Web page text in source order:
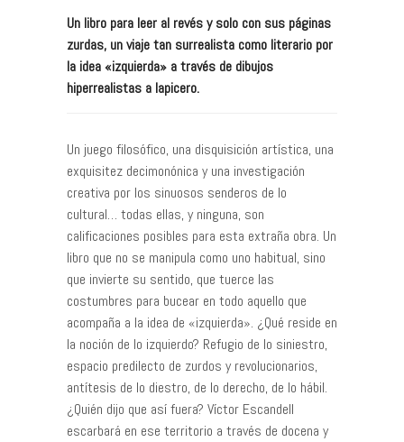
Un libro para leer al revés y solo con sus páginas
zurdas, un viaje tan surrealista como literario por
la idea «izquierda» a través de dibujos
hiperrealistas a lapicero.
Un juego filosófico, una disquisición artística, una
exquisitez decimonónica y una investigación
creativa por los sinuosos senderos de lo
cultural… todas ellas, y ninguna, son
calificaciones posibles para esta extraña obra. Un
libro que no se manipula como uno habitual, sino
que invierte su sentido, que tuerce las
costumbres para bucear en todo aquello que
acompaña a la idea de «izquierda». ¿Qué reside en
la noción de lo izquierdo? Refugio de lo siniestro,
espacio predilecto de zurdos y revolucionarios,
antítesis de lo diestro, de lo derecho, de lo hábil.
¿Quién dijo que así fuera? Víctor Escandell
escarbará en ese territorio a través de docena y